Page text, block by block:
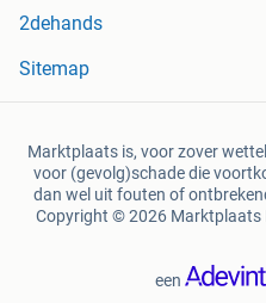
2dehands
Sitemap
Marktplaats is, voor zover
voor (gevolg)schade die
dan wel uit fouten of
Copyright © 2026 Marktplaats
een